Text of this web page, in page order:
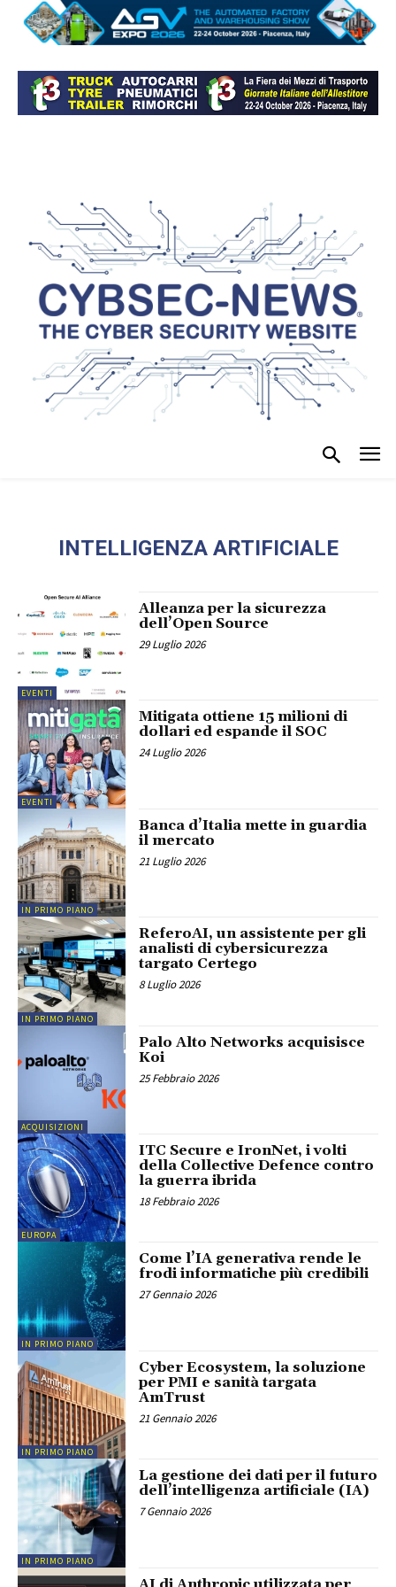
INTELLIGENZA ARTIFICIALE
EVENTI
Alleanza per la sicurezza
dell’Open Source
29 Luglio 2026
EVENTI
Mitigata ottiene 15 milioni di
dollari ed espande il SOC
24 Luglio 2026
IN PRIMO PIANO
Banca d’Italia mette in guardia
il mercato
21 Luglio 2026
IN PRIMO PIANO
ReferoAI, un assistente per gli
analisti di cybersicurezza
targato Certego
8 Luglio 2026
ACQUISIZIONI
Palo Alto Networks acquisisce
Koi
25 Febbraio 2026
EUROPA
ITC Secure e IronNet, i volti
della Collective Defence contro
la guerra ibrida
18 Febbraio 2026
IN PRIMO PIANO
Come l’IA generativa rende le
frodi informatiche più credibili
27 Gennaio 2026
IN PRIMO PIANO
Cyber Ecosystem, la soluzione
per PMI e sanità targata
AmTrust
21 Gennaio 2026
IN PRIMO PIANO
La gestione dei dati per il futuro
dell’intelligenza artificiale (IA)
7 Gennaio 2026